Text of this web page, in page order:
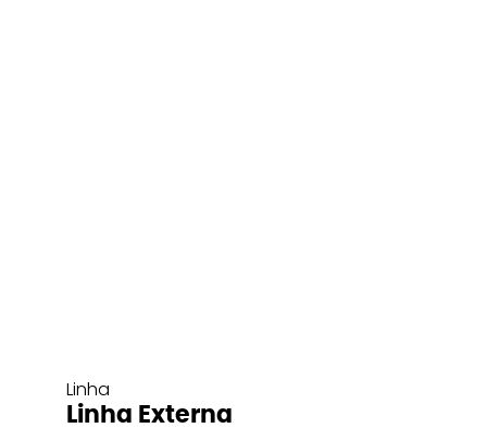
Linha
Linha Externa